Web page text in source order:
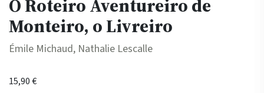
O Roteiro Aventureiro de
Monteiro, o Livreiro
Émile Michaud, Nathalie Lescalle
15,90€